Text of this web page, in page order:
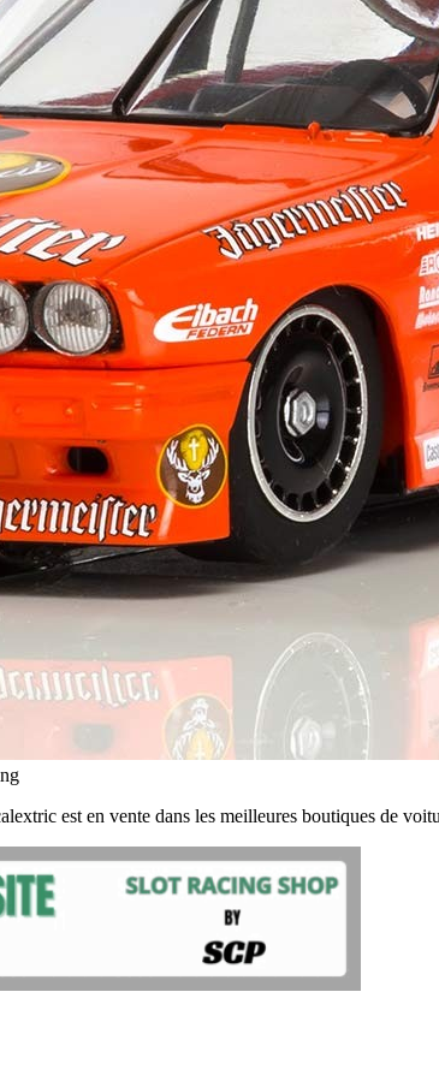
est en vente dans les meilleures boutiques de